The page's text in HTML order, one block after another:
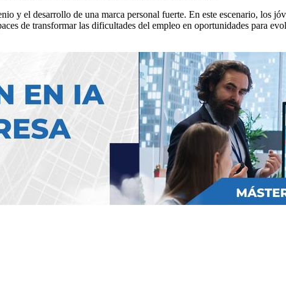
y el desarrollo de una marca personal fuerte. En este escenario, los
de transformar las dificultades del empleo en oportunidades para